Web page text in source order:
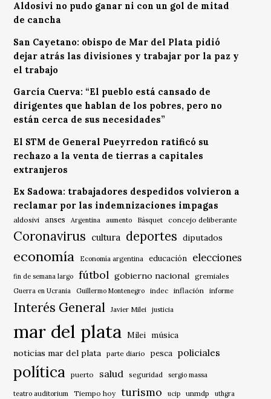
Aldosivi no pudo ganar ni con un gol de mitad
de cancha
San Cayetano: obispo de Mar del Plata pidió
dejar atrás las divisiones y trabajar por la paz y
el trabajo
García Cuerva: “El pueblo está cansado de
dirigentes que hablan de los pobres, pero no
están cerca de sus necesidades”
El STM de General Pueyrredon ratificó su
rechazo a la venta de tierras a capitales
extranjeros
Ex Sadowa: trabajadores despedidos volvieron a
reclamar por las indemnizaciones impagas
aldosivi anses Argentina aumento Básquet concejo deliberante
Coronavirus cultura deportes diputados
economía Economía argentina educación elecciones
fin de semana largo fútbol gobierno nacional gremiales
Guerra en Ucrania Guillermo Montenegro indec inflación informe
Interés General Javier Milei justicia
mar del plata Milei música
noticias mar del plata
parte diario pesca policiales
política puerto salud seguridad sergio massa
teatro auditorium Tiempo hoy turismo ucip unmdp uthgra